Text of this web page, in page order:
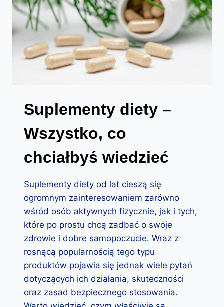
Suplementy diety –
Wszystko, co
chciałbyś wiedzieć
Suplementy diety od lat cieszą się
ogromnym zainteresowaniem zarówno
wśród osób aktywnych fizycznie, jak i tych,
które po prostu chcą zadbać o swoje
zdrowie i dobre samopoczucie. Wraz z
rosnącą popularnością tego typu
produktów pojawia się jednak wiele pytań
dotyczących ich działania, skuteczności
oraz zasad bezpiecznego stosowania.